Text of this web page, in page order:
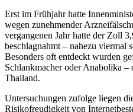
Erst im Frühjahr hatte
wegen zunehmender
vergangenen Jahr hatte der Zoll
beschlagnahmt – nahezu viermal
Besonders oft entdeckt wurden
Schlankmacher oder Anabolika –
Thailand.
Untersuchungen zufolge liegen
Risikofreudigkeit von